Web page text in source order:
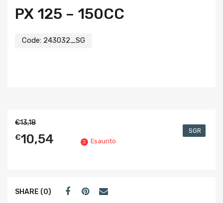
PX 125 – 150CC
Code: 243032_SG
€13,18
€10,54
SGR
Esaurito
SHARE (0)